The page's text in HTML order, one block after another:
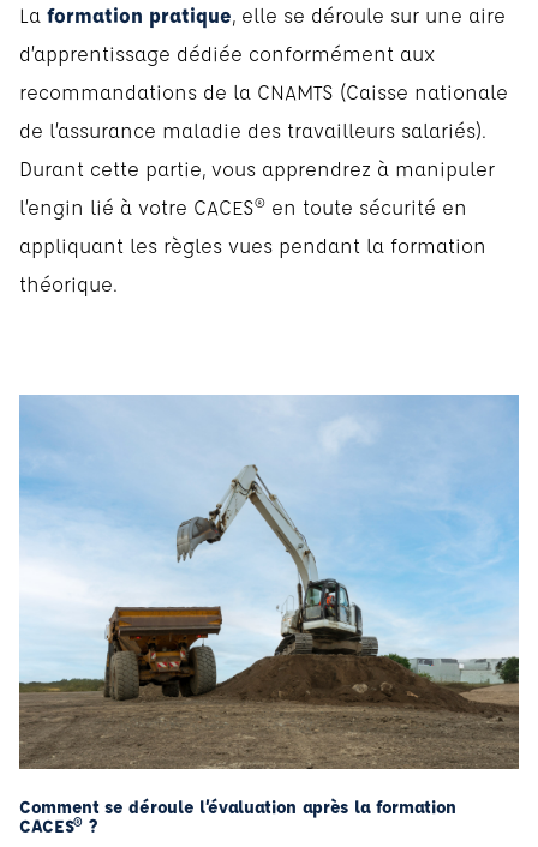
La formation pratique, elle se déroule sur une aire
d’apprentissage dédiée conformément aux
recommandations de la CNAMTS (Caisse nationale
de l’assurance maladie des travailleurs salariés).
Durant cette partie, vous apprendrez à manipuler
l’engin lié à votre CACES® en toute sécurité en
appliquant les règles vues pendant la formation
théorique.
Comment se déroule l’évaluation après la formation
CACES® ?